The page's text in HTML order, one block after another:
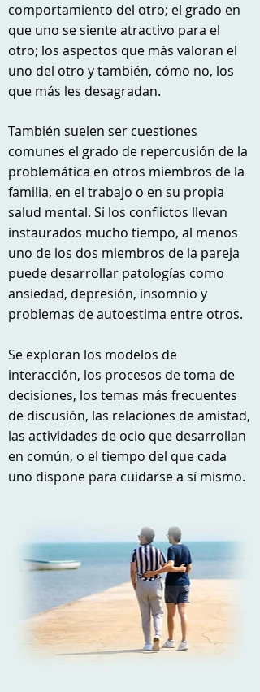
comportamiento del otro; el grado en
que uno se siente atractivo para el
otro; los aspectos que más valoran el
uno del otro y también, cómo no, los
que más les desagradan.
También suelen ser cuestiones
comunes el grado de repercusión de la
problemática en otros miembros de la
familia, en el trabajo o en su propia
salud mental. Si los conflictos llevan
instaurados mucho tiempo, al menos
uno de los dos miembros de la pareja
puede desarrollar patologías como
ansiedad, depresión, insomnio y
problemas de autoestima entre otros.
Se exploran los modelos de
interacción, los procesos de toma de
decisiones, los temas más frecuentes
de discusión, las relaciones de amistad,
las actividades de ocio que desarrollan
en común, o el tiempo del que cada
uno dispone para cuidarse a sí mismo.